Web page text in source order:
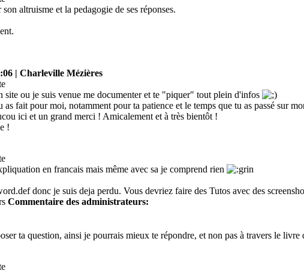
altruisme et la pedagogie de ses réponses.
| Charleville Mézières
site ou je suis venue me documenter et te "piquer" tout plein d'infos
fait pour moi, notamment pour ta patience et le temps que tu as passé sur
ici et un grand merci ! Amicalement et à très bientôt !
!
en francais mais même avec sa je comprend rien
donc je suis deja perdu. Vous devriez faire des Tutos avec des
Commentaire des administrateurs:
ta question, ainsi je pourrais mieux te répondre, et non pas à travers le